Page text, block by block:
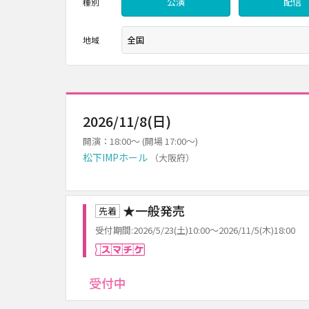
地域
2026/11/8(日)
開演：18:00～ (開場 17:00～)
松下IMPホール （大阪府）
先着 ★一般発売
受付期間:2026/5/23(土)10:00～2026/11/5(木)18:00
受付中